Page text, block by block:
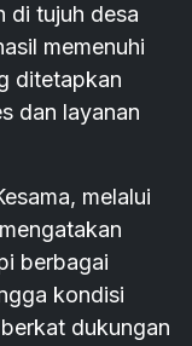
di tujuh desa
memenuhi
ditetapkan
dan layanan
melalui
berbagai
kondisi
dukungan